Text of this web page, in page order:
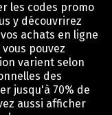
les codes promo
y découvrirez
achats en ligne
pouvez
varient selon
des
jusqu'à 70% de
aussi afficher